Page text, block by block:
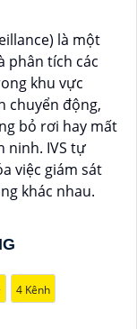
số camera
là một
phân tích các
khu vực
chuyển động,
bỏ rơi hay mất
ninh. IVS tự
việc giám sát
khác nhau.
4 Kênh